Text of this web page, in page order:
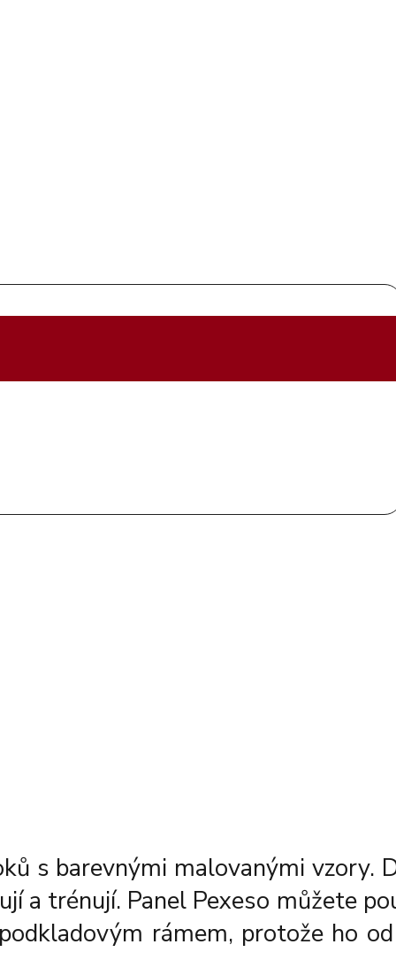
s barevnými malovanými vzory.
a trénují. Panel Pexeso můžete
rámem, protože ho